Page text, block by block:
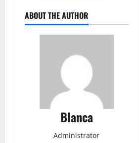
ABOUT THE AUTHOR
Blanca
Administrator